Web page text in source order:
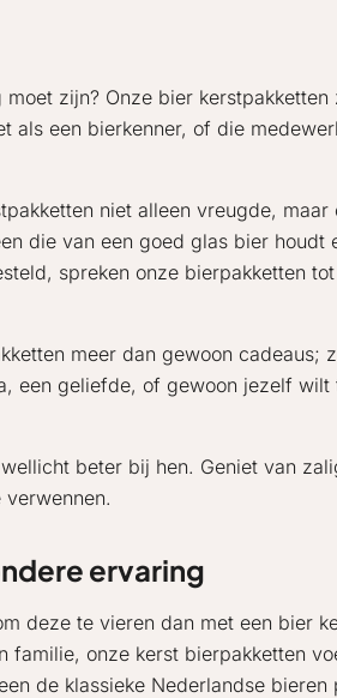
zijn? Onze bier
een bierkenner, of die
niet alleen vreugde,
die van een goed glas bier
spreken onze bierpakketten
meer dan gewoon cadeaus;
een geliefde, of gewoon jezelf
wellicht beter bij hen. Geniet van
verwennen.
ervaring
deze te vieren dan met een bier
onze kerst bierpakketten
de klassieke Nederlandse